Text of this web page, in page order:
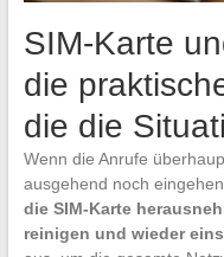
SIM-Karte
die
die die
Wenn die Anrufe
ausgehend noch
die SIM-Karte
reinigen und wieder